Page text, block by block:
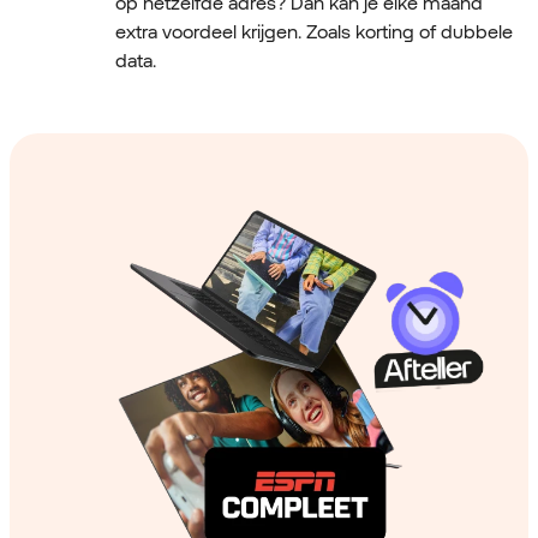
extra voordeel krijgen. Zoals korting of dubbele
data.